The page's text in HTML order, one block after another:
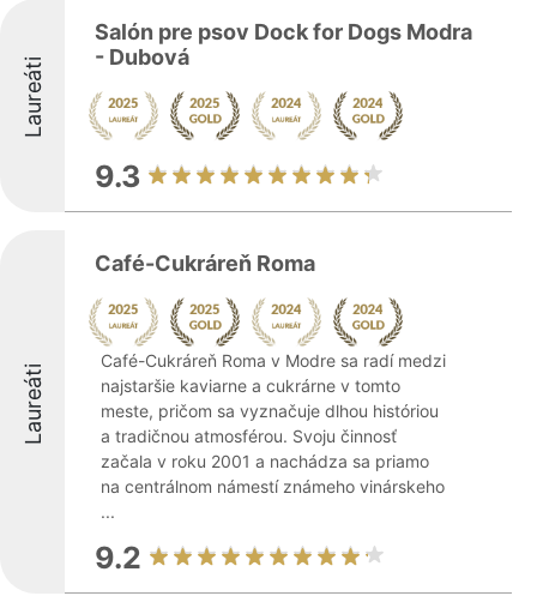
Laureáti
Salón pre psov Dock for Dogs Modra
- Dubová
9.3
Laureáti
Café-Cukráreň Roma
Café-Cukráreň Roma v Modre sa radí medzi
najstaršie kaviarne a cukrárne v tomto
meste, pričom sa vyznačuje dlhou históriou
a tradičnou atmosférou. Svoju činnosť
začala v roku 2001 a nachádza sa priamo
na centrálnom námestí známeho vinárskeho
...
9.2